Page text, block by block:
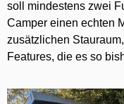
soll mindestens zwei
Camper einen echten
zusätzlichen
Features, die es so